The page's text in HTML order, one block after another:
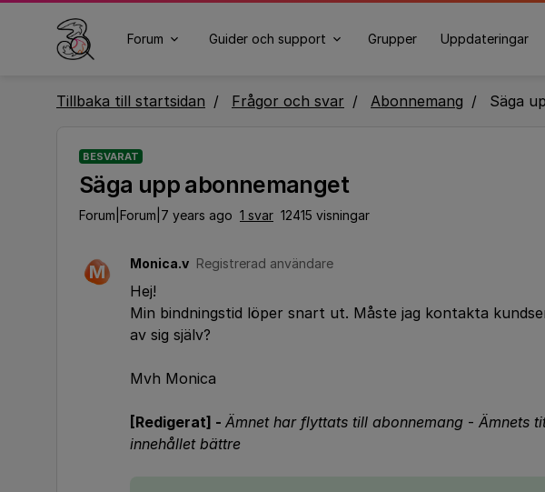
Forum Guider och support Grupper Uppdateringar
Tillbaka till startsidan Frågor och svar Abonnemang Säga
BESVARAT
Säga upp abonnemanget
Forum|Forum|7 years ago 1 svar 12415 visningar
M Monica.v Registrerad användare
Hej!
Min bindningstid löper snart ut. Måste jag kontakta
av sig själv?
Mvh Monica
[Redigerat] - Ämnet har flyttats till abonnemang - Ämnets
innehållet bättre